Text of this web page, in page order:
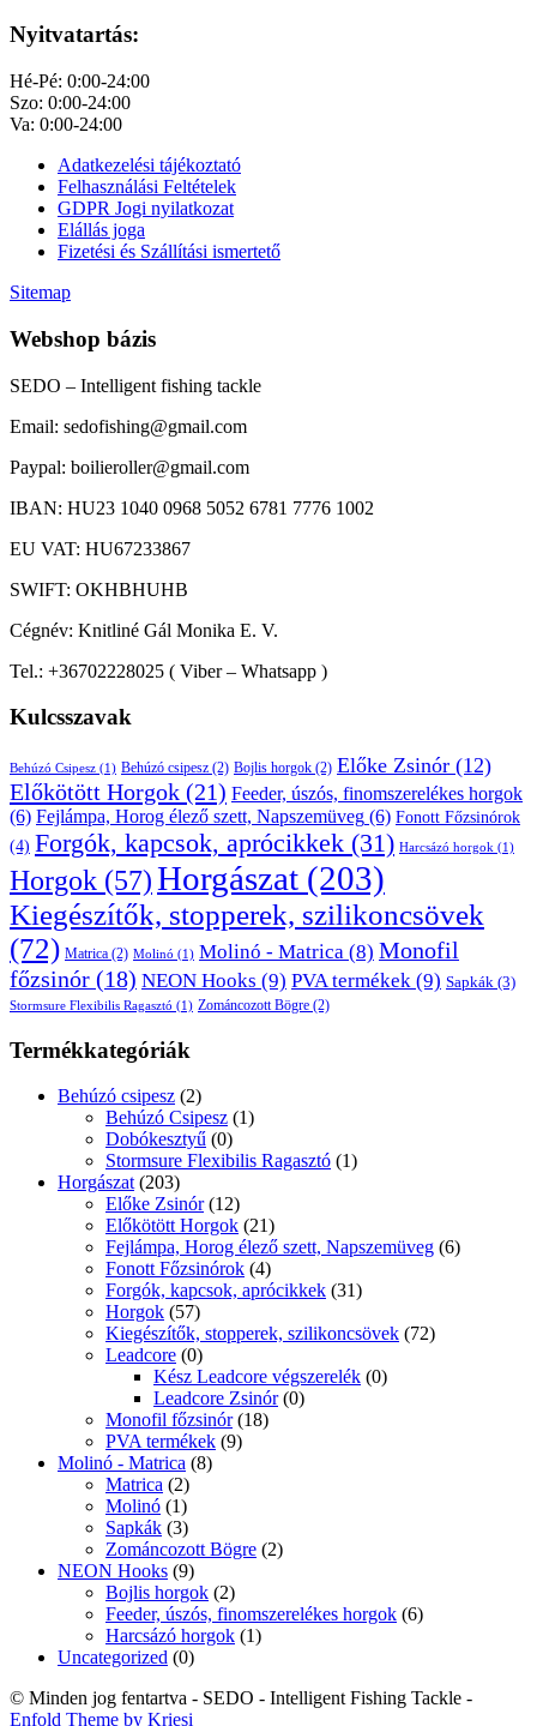
Nyitvatartás:
Hé-Pé: 0:00-24:00
Szo: 0:00-24:00
Va: 0:00-24:00
Adatkezelési tájékoztató
Felhasználási Feltételek
GDPR Jogi nyilatkozat
Elállás joga
Fizetési és Szállítási ismertető
Sitemap
Webshop bázis
SEDO – Intelligent fishing tackle
Email: sedofishing@gmail.com
Paypal: boilieroller@gmail.com
IBAN: HU23 1040 0968 5052 6781 7776 1002
EU VAT: HU67233867
SWIFT: OKHBHUHB
Cégnév: Knitliné Gál Monika E. V.
Tel.: +36702228025 ( Viber – Whatsapp )
Kulcsszavak
Behúzó Csipesz (1) Behúzó csipesz (2) Bojlis horgok (2) Előke Zsinór (12)
Előkötött Horgok (21) Feeder, úszós, finomszerelékes horgok
(6) Fejlámpa, Horog élező szett, Napszemüveg (6) Fonott Főzsinórok
(4) Forgók, kapcsok, aprócikkek (31) Harcsázó horgok (1)
Horgok (57)Horgászat (203)
Kiegészítők, stopperek, szilikoncsövek
(72) Matrica (2) Molinó (1) Molinó - Matrica (8) Monofil
főzsinór (18) NEON Hooks (9) PVA termékek (9) Sapkák (3)
Stormsure Flexibilis Ragasztó (1) Zománcozott Bögre (2)
Termékkategóriák
Behúzó csipesz (2)
Behúzó Csipesz (1)
Dobókesztyű (0)
Stormsure Flexibilis Ragasztó (1)
Horgászat (203)
Előke Zsinór (12)
Előkötött Horgok (21)
Fejlámpa, Horog élező szett, Napszemüveg (6)
Fonott Főzsinórok (4)
Forgók, kapcsok, aprócikkek (31)
Horgok (57)
Kiegészítők, stopperek, szilikoncsövek (72)
Leadcore (0)
Kész Leadcore végszerelék (0)
Leadcore Zsinór (0)
Monofil főzsinór (18)
PVA termékek (9)
Molinó - Matrica (8)
Matrica (2)
Molinó (1)
Sapkák (3)
Zománcozott Bögre (2)
NEON Hooks (9)
Bojlis horgok (2)
Feeder, úszós, finomszerelékes horgok (6)
Harcsázó horgok (1)
Uncategorized (0)
© Minden jog fentartva - SEDO - Intelligent Fishing Tackle -
Enfold Theme by Kriesi